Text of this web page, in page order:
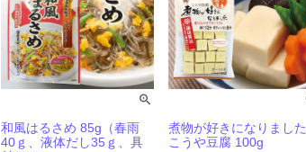
和風はるさめ 85g（春雨
40ｇ、液体だし35ｇ、具
煮物が好きになりました
こうや豆腐 100g